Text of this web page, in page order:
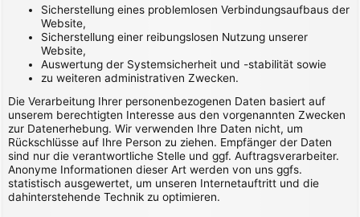
Sicherstellung eines problemlosen Verbindungsaufbaus der
Website,
Sicherstellung einer reibungslosen Nutzung unserer
Website,
Auswertung der Systemsicherheit und -stabilität sowie
zu weiteren administrativen Zwecken.
Die Verarbeitung Ihrer personenbezogenen Daten basiert auf
unserem berechtigten Interesse aus den vorgenannten Zwecken
zur Datenerhebung. Wir verwenden Ihre Daten nicht, um
Rückschlüsse auf Ihre Person zu ziehen. Empfänger der Daten
sind nur die verantwortliche Stelle und ggf. Auftragsverarbeiter.
Anonyme Informationen dieser Art werden von uns ggfs.
statistisch ausgewertet, um unseren Internetauftritt und die
dahinterstehende Technik zu optimieren.